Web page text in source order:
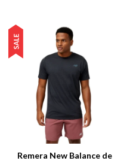
Remera New Balance de